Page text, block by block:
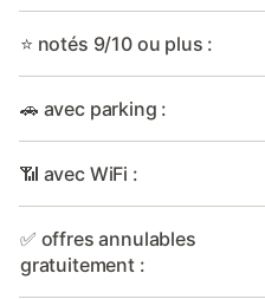
⭐ notés 9/10 ou plus :
🚗 avec parking :
📶 avec WiFi :
✅ offres annulables
gratuitement :